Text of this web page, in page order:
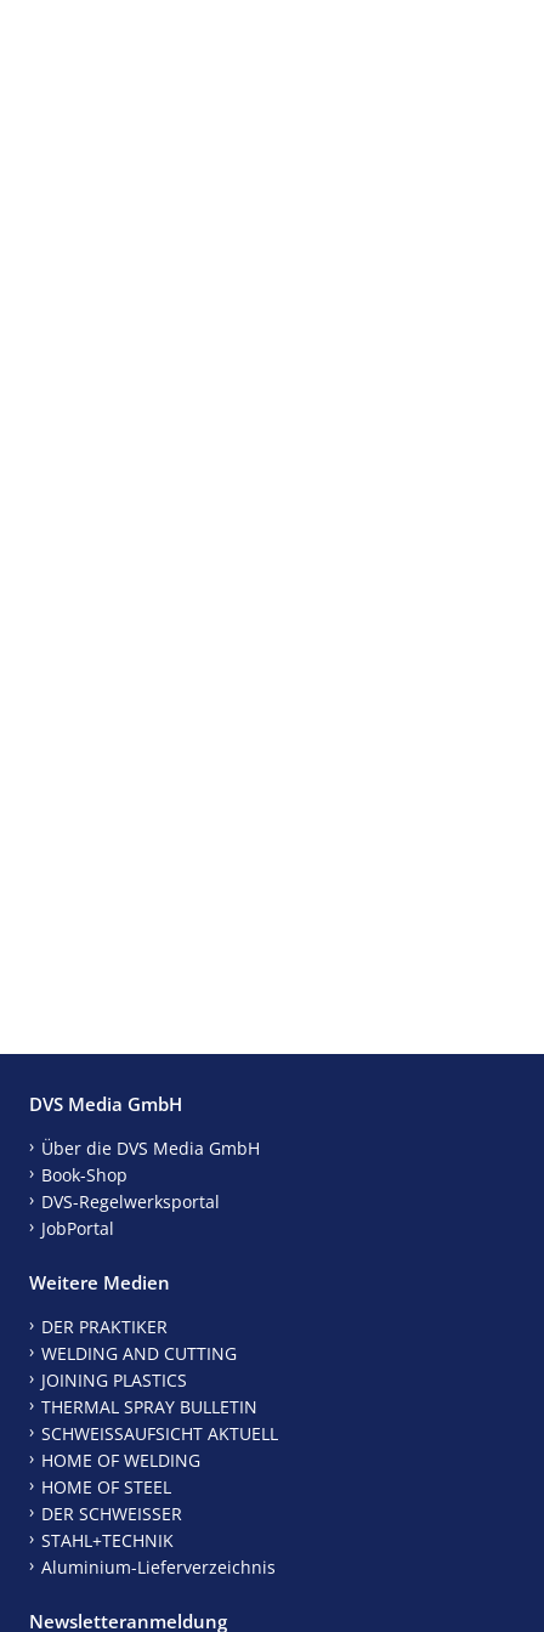
DVS Media GmbH
Über die DVS Media GmbH
Book-Shop
DVS-Regelwerksportal
JobPortal
Weitere Medien
DER PRAKTIKER
WELDING AND CUTTING
JOINING PLASTICS
THERMAL SPRAY BULLETIN
SCHWEISSAUFSICHT AKTUELL
HOME OF WELDING
HOME OF STEEL
DER SCHWEISSER
STAHL+TECHNIK
Aluminium-Lieferverzeichnis
Newsletteranmeldung